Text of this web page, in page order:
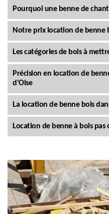
Pourquoi une benne de
Notre prix location de benne
Les catégories de bois à
Précision en location de
d'Oise
La location de benne bois
Location de benne à bois pas